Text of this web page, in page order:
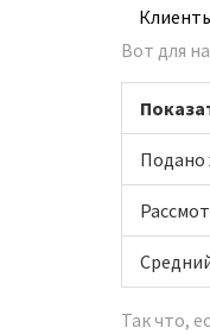
Вот для
Подано
Так что,